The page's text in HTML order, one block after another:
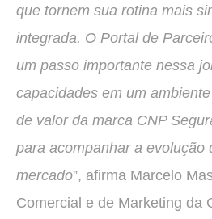
que tornem sua rotina mais
integrada. O Portal de
um passo importante nessa
capacidades em um
de valor da marca CNP
para acompanhar a evolução
mercado”, afirma Marcelo
Comercial e de Marketing da